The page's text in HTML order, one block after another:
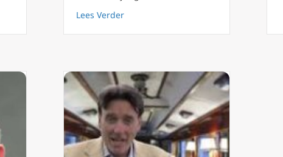
Lees Verderabout Totalitarisme en de vijf stadia